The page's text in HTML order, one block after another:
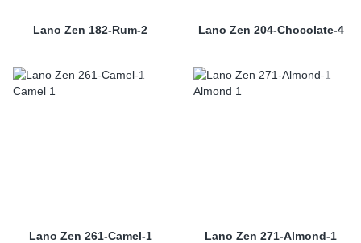
Lano Zen 182-Rum-2 Lano Zen 204-Chocolate-4
Lano Zen 261-Camel-1 Lano Zen 271-Almond-1